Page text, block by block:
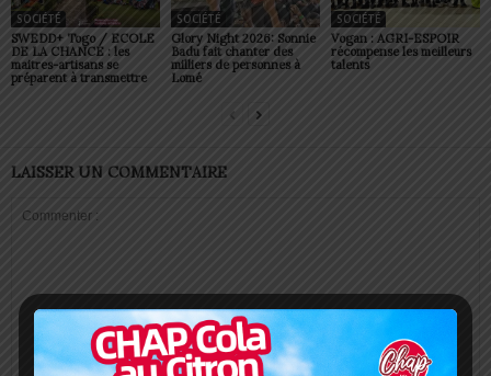
SOCIÉTÉ
SWEDD+ Togo / ECOLE
DE LA CHANCE : les
maitres-artisans se
préparent à transmettre
SOCIÉTÉ
Glory Night 2026: Sonnie
Badu fait chanter des
milliers de personnes à
Lomé
SOCIÉTÉ
Vogan : AGRI-ESPOIR
récompense les meilleurs
talents
LAISSER UN COMMENTAIRE